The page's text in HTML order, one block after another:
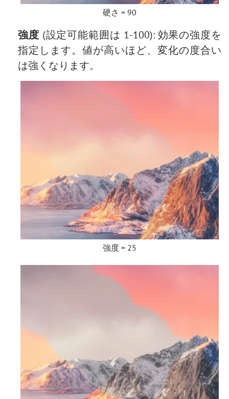
硬さ = 90
強度 (設定可能範囲は 1-100): 効果の強度を
指定します。値が高いほど、変化の度合い
は強くなります。
強度 = 25